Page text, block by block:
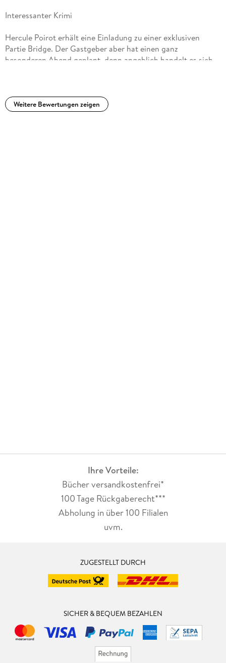
Interessanter Krimi
Hercule Poirot erhält eine Einladung zu einer exklusiven
Partie Bridge. Der Gastgeber aber hat einen ganz
besonderen Abend geplant, denn angeblich handelt es sich
fand ich interessant, allerdings da ich die Regeln beim
Bridgespielen nicht kennen, konnte ich manchen Hinweisen
Weitere Bewertungen zeigen
Ihre Vorteile:
Bücher versandkostenfrei*
100 Tage Rückgaberecht***
Abholung in über 100 Filialen
uvm.
ZUGESTELLT DURCH
SICHER & BEQUEM BEZAHLEN